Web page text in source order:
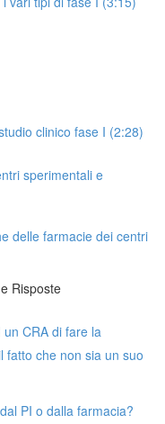
clinico fase I (2:28)
sperimentali e
delle farmacie dei centri
Risposte
CRA di fare la
fatto che non sia un suo
PI o dalla farmacia?